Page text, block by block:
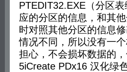
PTEDIT32.EXE（分区
应的分区的信息，和其
时对照其他分区的信息
情况不同，所以没有一
担心，不会损坏数据的
5iCreate PDx16 汉化绿